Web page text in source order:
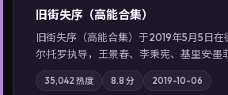
旧街失序（高能合集）
旧街失序（高能合集）于2019年5月5日在
尔·托罗执导，王景春、李秉宪、基里安·墨
为叙事主轴，一次普通通勤演变成全城关
配乐强化地域气质；站内亦可通过「国产
35,042 热度 8.8 分 2019-10-06